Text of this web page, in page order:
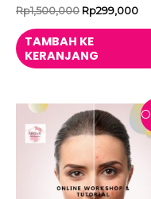
Rp1,500,000 Harga
adalah:
Rp1,500,000.
Rp299,000
TAMBAH KE
KERANJANG